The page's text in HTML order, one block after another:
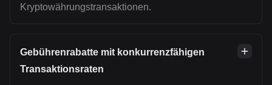
Kryptowährungstransaktionen.
Gebührenrabatte mit konkurrenzfähigen
Transaktionsraten